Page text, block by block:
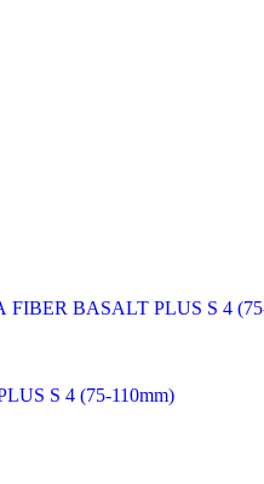
BASALT PLUS S 4
S 4 (75-110mm)